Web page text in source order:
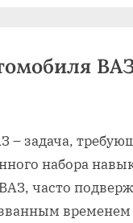
– задача‚
набора
часто